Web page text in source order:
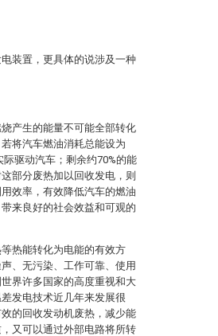
装置，更具体的说涉及一种
产生的能量不可能全部转化
将汽车燃油消耗总能设为
际驱动汽车；剩余约70%的能
部分废热加以回收发电，则
效率，有效降低汽车的燃油
来良好的社会效益和可观的
热能转化为电能的有效方
、无污染、工作可靠、使用
界许多国家的高度重视和大
发电技术近几年来发展很
的回收发动机废热，减少能
又可以通过外部电路将所转